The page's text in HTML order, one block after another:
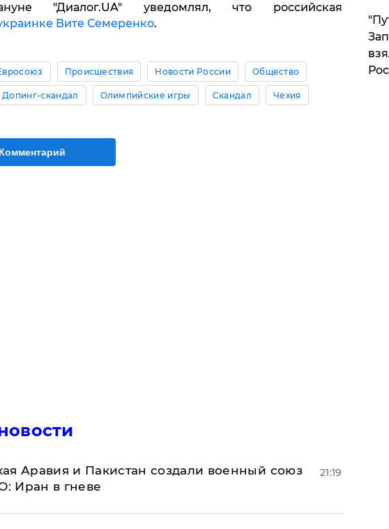
"Диалог.UA" уведомлял, что российская
Вите Семеренко.
Происшествия Новости России Общество
Допинг-скандал Олимпийские игры Скандал Чехия
Аравия и Пакистан создали военный союз
Иран в гневе
21:19